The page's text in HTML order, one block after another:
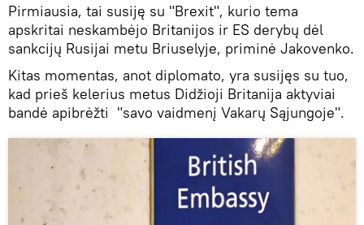
Pirmiausia, tai susiję su "Brexit", kurio tema
apskritai neskambėjo Britanijos ir ES derybų dėl
sankcijų Rusijai metu Briuselyje, priminė Jakovenko.
Kitas momentas, anot diplomato, yra susijęs su tuo,
kad prieš kelerius metus Didžioji Britanija aktyviai
bandė apibrėžti "savo vaidmenį Vakarų Sąjungoje".